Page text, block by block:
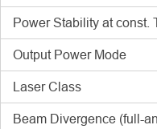
Power Stability at const.
Output Power Mode
Laser Class
Beam Divergence (full-